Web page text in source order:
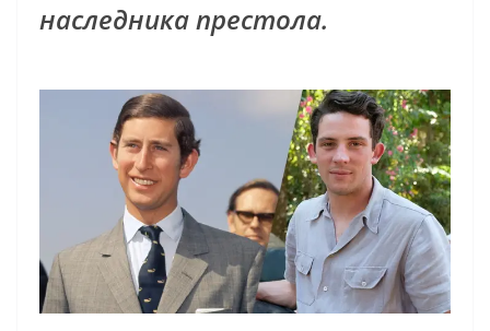
наследника престола.